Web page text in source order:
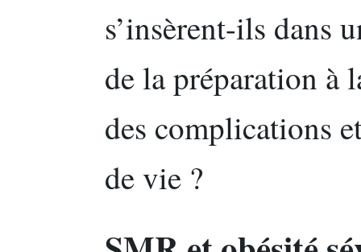
s’insèrent-ils dans
de la préparation à
des complications
de vie ?